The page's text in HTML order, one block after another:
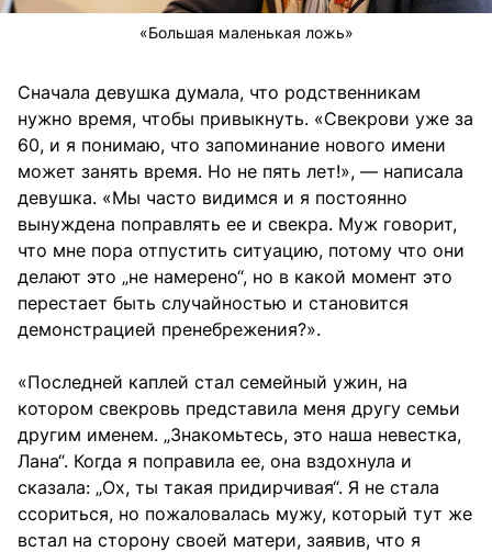
«Большая маленькая ложь»
Сначала девушка думала, что родственникам
нужно время, чтобы привыкнуть. «Свекрови уже за
60, и я понимаю, что запоминание нового имени
может занять время. Но не пять лет!», — написала
девушка. «Мы часто видимся и я постоянно
вынуждена поправлять ее и свекра. Муж говорит,
что мне пора отпустить ситуацию, потому что они
делают это „не намерено“, но в какой момент это
перестает быть случайностью и становится
демонстрацией пренебрежения?».
«Последней каплей стал семейный ужин, на
котором свекровь представила меня другу семьи
другим именем. „Знакомьтесь, это наша невестка,
Лана“. Когда я поправила ее, она вздохнула и
сказала: „Ох, ты такая придирчивая“. Я не стала
ссориться, но пожаловалась мужу, который тут же
встал на сторону своей матери, заявив, что я